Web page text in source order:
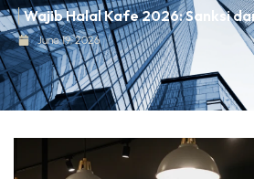
Wajib Halal Kafe 2026: Sanksi
June 19, 2026